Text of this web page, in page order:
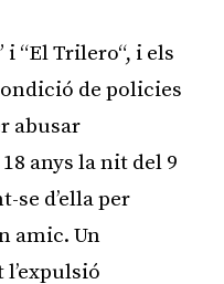
i “ElTrilero“, i els
de policies
abusar
18 anys la nit del 9
se d’ella per
amic. Un
l’expulsió